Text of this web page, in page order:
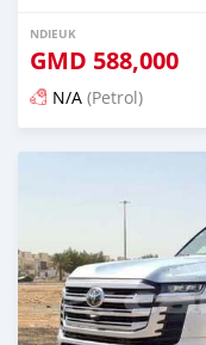
NDIEUK
GMD 588,000
N/A (Petrol)
Dougal na niou ko